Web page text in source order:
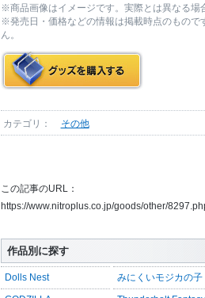
※商品画像はイメージです。実際とは異なる場
※発売日・価格などの情報は掲載時点のもので
ん。
カテゴリ： その他
この記事のURL：
https://www.nitroplus.co.jp/goods/other/
作品別に探す
Dolls Nest みにくいモジカの子